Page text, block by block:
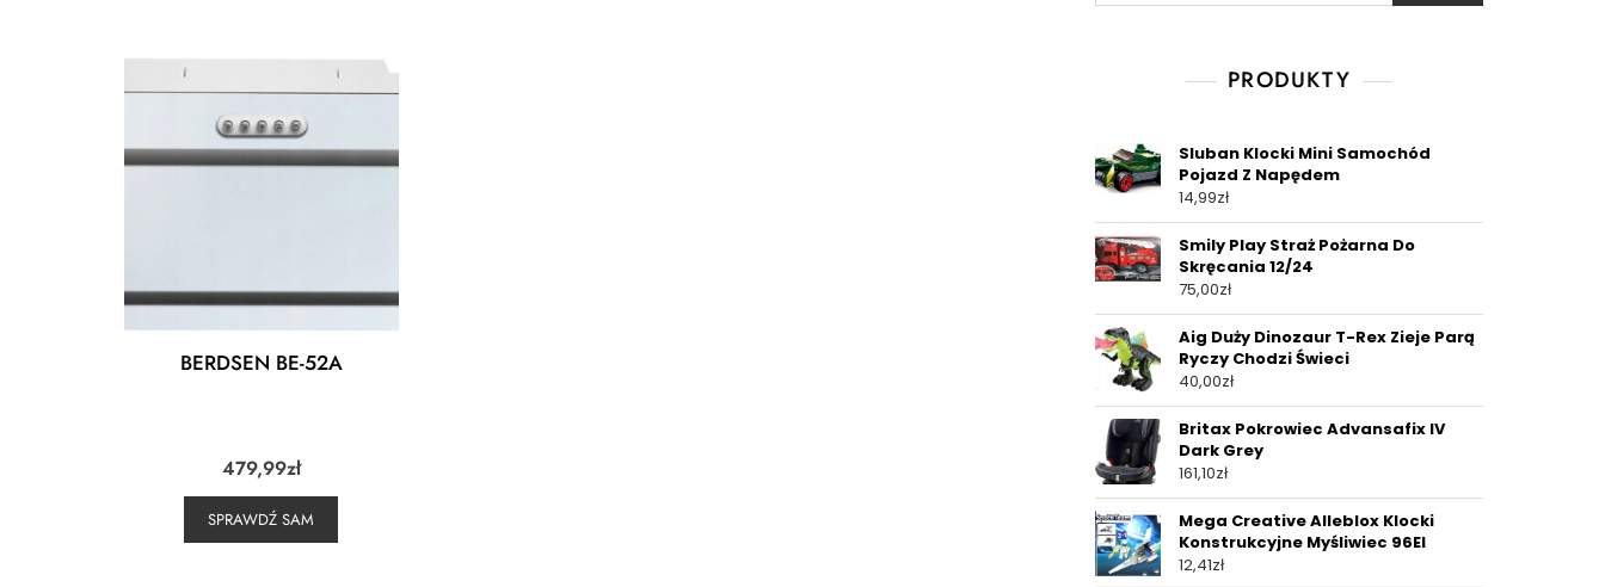
BERDSEN BE-52A
479,99zł
SPRAWDŹ SAM
PRODUKTY
Sluban Klocki Mini Samochód
Pojazd Z Napędem
14,99zł
Smily Play Straż Pożarna Do
Skręcania 12/24
75,00zł
Aig Duży Dinozaur T-Rex Zieje Parą
Ryczy Chodzi Świeci
40,00zł
Britax Pokrowiec Advansafix IV
Dark Grey
161,10zł
Mega Creative Alleblox Klocki
Konstrukcyjne Myśliwiec 96El
12,41zł